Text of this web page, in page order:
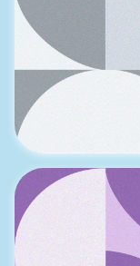
Ontwikkeling